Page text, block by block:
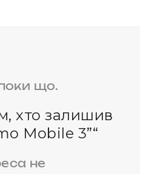
що.
хто залишив
Mobile 3”“
не